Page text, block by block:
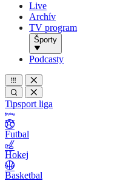
Live
Archív
TV program
Športy
Podcasty
Tipsport liga
Futbal
Hokej
Basketbal